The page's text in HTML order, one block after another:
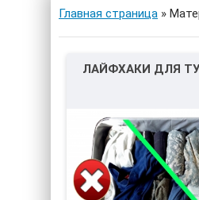
Главная страница »
ЛАЙФХАКИ ДЛЯ